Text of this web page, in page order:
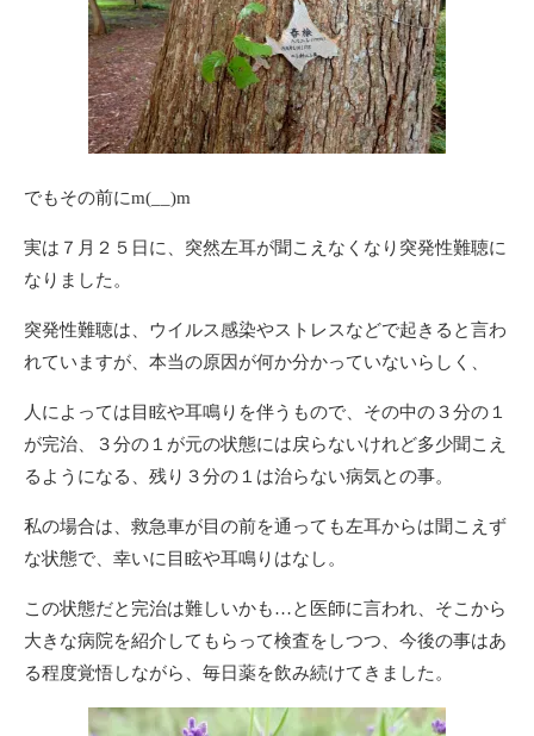
でもその前にm(__)m
実は７月２５日に、突然左耳が聞こえなくなり突発性難聴に
なりました。
突発性難聴は、ウイルス感染やストレスなどで起きると言わ
れていますが、本当の原因が何か分かっていないらしく、
人によっては目眩や耳鳴りを伴うもので、その中の３分の１
が完治、３分の１が元の状態には戻らないけれど多少聞こえ
るようになる、残り３分の１は治らない病気との事。
私の場合は、救急車が目の前を通っても左耳からは聞こえず
な状態で、幸いに目眩や耳鳴りはなし。
この状態だと完治は難しいかも…と医師に言われ、そこから
大きな病院を紹介してもらって検査をしつつ、今後の事はあ
る程度覚悟しながら、毎日薬を飲み続けてきました。